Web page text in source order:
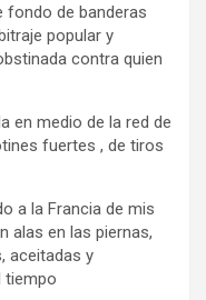
de banderas
popular y
contra quien
en medio de la red de
fuertes , de tiros
a la Francia de mis
alas en las piernas,
aceitadas y
tiempo